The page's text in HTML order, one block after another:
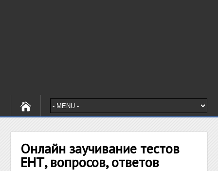
Онлайн заучивание тестов
ЕНТ, вопросов, ответов